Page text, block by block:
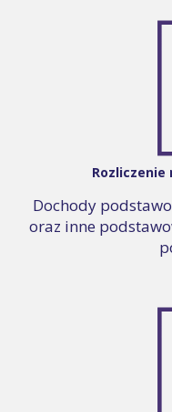
Rozliczenie
Dochody
oraz inne